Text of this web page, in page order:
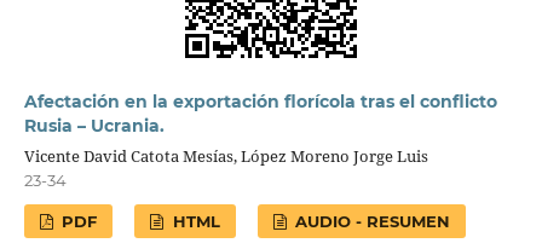
Afectación en la exportación florícola tras el conflicto
Rusia – Ucrania.
Vicente David Catota Mesías, López Moreno Jorge Luis
23-34
PDF HTML AUDIO - RESUMEN